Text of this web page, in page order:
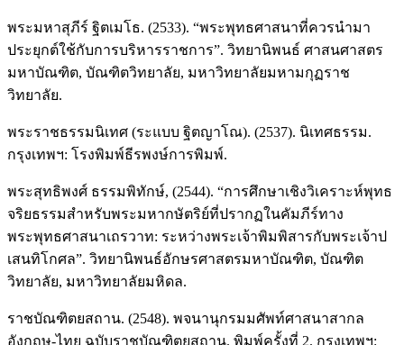
พระมหาสุภีร์ ฐิตเมโธ. (2533). “พระพุทธศาสนาที่ควรนำมา
ประยุกต์ใช้กับการบริหารราชการ”. วิทยานิพนธ์ ศาสนศาสตร
มหาบัณฑิต, บัณฑิตวิทยาลัย, มหาวิทยาลัยมหามกุฏราช
วิทยาลัย.
พระราชธรรมนิเทศ (ระแบบ ฐิตญาโณ). (2537). นิเทศธรรม.
กรุงเทพฯ: โรงพิมพ์ธีรพงษ์การพิมพ์.
พระสุทธิพงศ์ ธรรมพิทักษ์, (2544). “การศึกษาเชิงวิเคราะห์พุทธ
จริยธรรมสำหรับพระมหากษัตริย์ที่ปรากฏในคัมภีร์ทาง
พระพุทธศาสนาเถรวาท: ระหว่างพระเจ้าพิมพิสารกับพระเจ้าป
เสนทิโกศล”. วิทยานิพนธ์อักษรศาสตรมหาบัณฑิต, บัณฑิต
วิทยาลัย, มหาวิทยาลัยมหิดล.
ราชบัณฑิตยสถาน. (2548). พจนานุกรมมศัพท์ศาสนาสากล
อังกฤษ-ไทย ฉบับราชบัณฑิตยสถาน. พิมพ์ครั้งที่ 2. กรุงเทพฯ: